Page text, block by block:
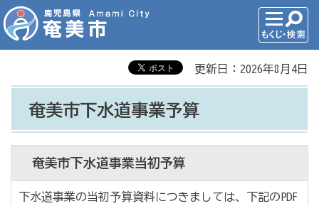
更新日：2026年8月4日
奄美市下水道事業予算
奄美市下水道事業当初予算
下水道事業の当初予算資料につきましては、下記のPDF